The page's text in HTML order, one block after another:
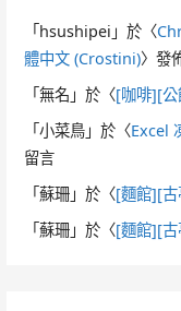
「hsushipei 」於〈
體中文 (Crostini)〉發
「無名 」於〈[咖啡][
「小菜鳥 」於〈Excel
留言
「蘇珊 」於〈[麵館][
「蘇珊 」於〈[麵館][